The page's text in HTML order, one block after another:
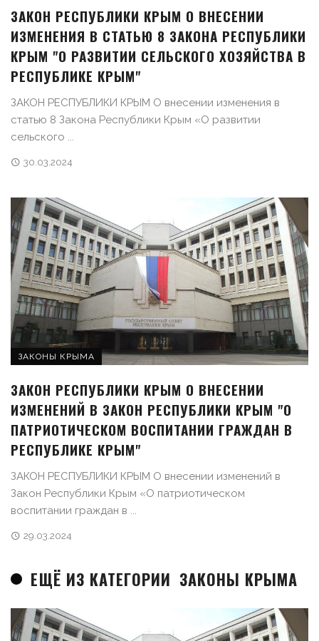
ЗАКОН РЕСПУБЛИКИ КРЫМ О ВНЕСЕНИИ
ИЗМЕНЕНИЯ В СТАТЬЮ 8 ЗАКОНА РЕСПУБЛИКИ
КРЫМ "О РАЗВИТИИ СЕЛЬСКОГО ХОЗЯЙСТВА В
РЕСПУБЛИКЕ КРЫМ"
ЗАКОН РЕСПУБЛИКИ КРЫМ О внесении изменения в
статью 8 Закона Республики Крым «О развитии
сельского ...
30.03.2024
ЗАКОНЫ КРЫМА
ЗАКОН РЕСПУБЛИКИ КРЫМ О ВНЕСЕНИИ
ИЗМЕНЕНИЙ В ЗАКОН РЕСПУБЛИКИ КРЫМ "О
ПАТРИОТИЧЕСКОМ ВОСПИТАНИИ ГРАЖДАН В
РЕСПУБЛИКЕ КРЫМ"
ЗАКОН РЕСПУБЛИКИ КРЫМ О внесении изменений в
Закон Республики Крым «О патриотическом
воспитании граждан в ...
29.03.2024
ЕЩЁ ИЗ КАТЕГОРИИ ЗАКОНЫ КРЫМА